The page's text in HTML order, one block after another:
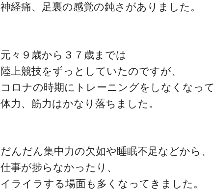
一流の整体師セミナー
首・肩テクニック
神経痛、足裏の感覚の鈍さがありました。
元々９歳から３７歳までは
陸上競技をずっとしていたのですが、
コロナの時期にトレーニングをしなくなって
体力、筋力はかなり落ちました。
だんだん集中力の欠如や睡眠不足などから、
仕事が捗らなかったり、
イライラする場面も多くなってきました。